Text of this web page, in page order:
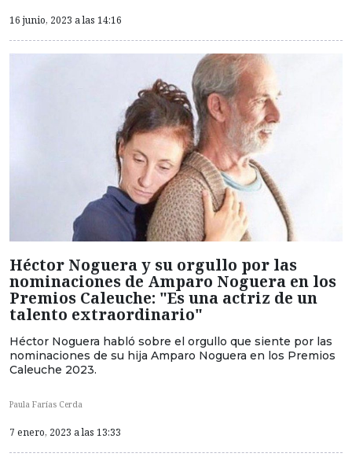
16 junio, 2023 a las 14:16
Héctor Noguera y su orgullo por las
nominaciones de Amparo Noguera en los
Premios Caleuche: "Es una actriz de un
talento extraordinario"
Héctor Noguera habló sobre el orgullo que siente por las
nominaciones de su hija Amparo Noguera en los Premios
Caleuche 2023.
Paula Farías Cerda
7 enero, 2023 a las 13:33